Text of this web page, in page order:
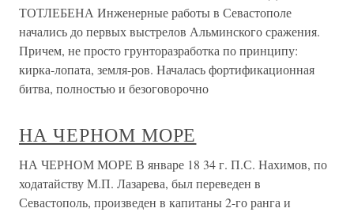
ТОТЛЕБЕНА Инженерные работы в Севастополе
начались до первых выстрелов Альминского сражения.
Причем, не просто грунторазработка по принципу:
кирка-лопата, земля-ров. Началась фортификационная
битва, полностью и безоговорочно
НА ЧЕРНОМ МОРЕ
НА ЧЕРНОМ МОРЕ В январе 18 34 г. П.С. Нахимов, по
ходатайству М.П. Лазарева, был переведен в
Севастополь, произведен в капитаны 2-го ранга и